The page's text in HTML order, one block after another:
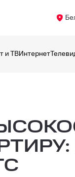
и ТВИнтернет